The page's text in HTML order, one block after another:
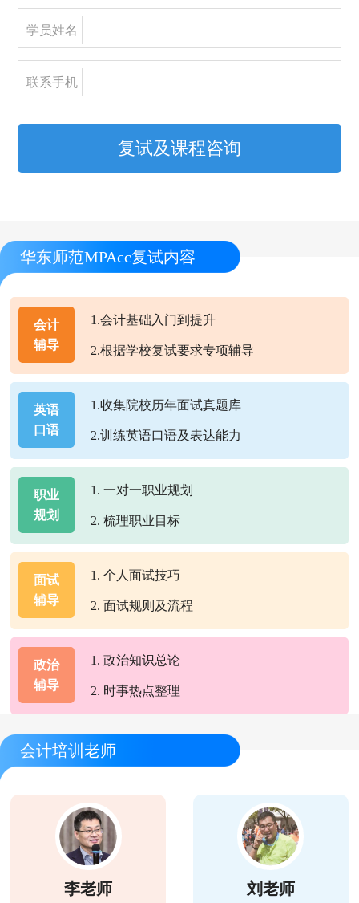
学员姓名
联系手机
复试及课程咨询
华东师范MPAcc复试内容
会计
辅导
1.会计基础入门到提升
2.根据学校复试要求专项辅导
英语
口语
1.收集院校历年面试真题库
2.训练英语口语及表达能力
职业
规划
1. 一对一职业规划
2. 梳理职业目标
面试
辅导
1. 个人面试技巧
2. 面试规则及流程
政治
辅导
1. 政治知识总论
2. 时事热点整理
会计培训老师
李老师 刘老师